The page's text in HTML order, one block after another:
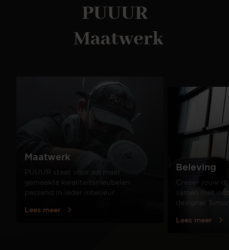
PUUUR
Maatwerk
Maatwerk
PUUUR staat voor op maat
gemaakte kwaliteitsmeubelen
passend in ieder interieur.
Lees meer
Beleving
Creëer jouw
samen met
designer
Lees meer